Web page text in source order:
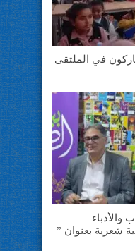
في الملتقى
شعرية بعنوان ”